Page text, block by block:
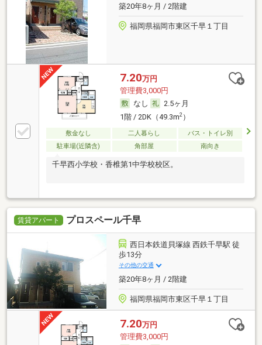
築20年8ヶ月 / 2階建
福岡県福岡市東区千早１丁目
7.20万円
管理費3,000円
なし
2.5ヶ月
1階 / 2DK（49.3m2）
敷金なし 二人暮らし
バス・トイレ別
駐車場(近隣含)
角部屋 南向き
千早西小学校・香椎第1中学校校区。
賃貸アパート プロスペール千早
西日本鉄道貝塚線 西鉄千早駅 徒
歩13分
その他の交通
築20年8ヶ月 / 2階建
福岡県福岡市東区千早１丁目
7.20万円
管理費3,000円